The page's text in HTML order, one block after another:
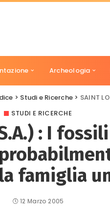
Archeologia
> Studi e Ricerche > SAINT LOUIS
STUDI E RICERCHE
: I
famiglia
12 Marzo 2005